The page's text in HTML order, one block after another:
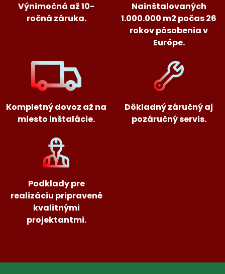
Výnimočná až 10-
ročná záruka.
Nainštalovaných
1.000.000 m2 počas 26
rokov pôsobenia v
Európe.
Kompletný dovoz až na
miesto inštalácie.
Dôkladný záručný aj
pozáručný servis.
Podklady pre
realizáciu pripravené
kvalitnými
projektantmi.